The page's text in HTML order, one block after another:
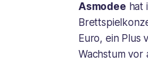
Asmodee hat
Euro, ein Plus
Wachstum vor